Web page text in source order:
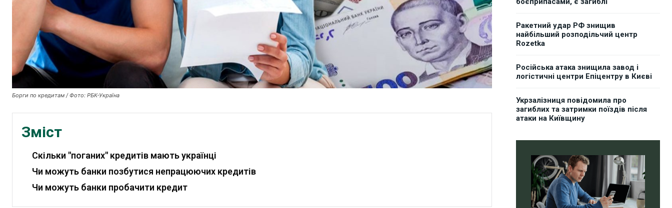
Борги по кредитам / Фото: РБК-Україна
Зміст
Скільки "поганих" кредитів мають українці
Чи можуть банки позбутися непрацюючих кредитів
Чи можуть банки пробачити кредит
Ракетний удар РФ знищив
найбільший розподільчий центр
Rozetka
Російська атака знищила завод і
логістичні центри Епіцентру в Києві
Укрзалізниця повідомила про
загиблих та затримки поїздів після
атаки на Київщину